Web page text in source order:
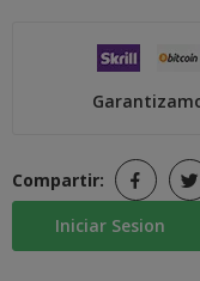
Compartir:
Iniciar Sesion